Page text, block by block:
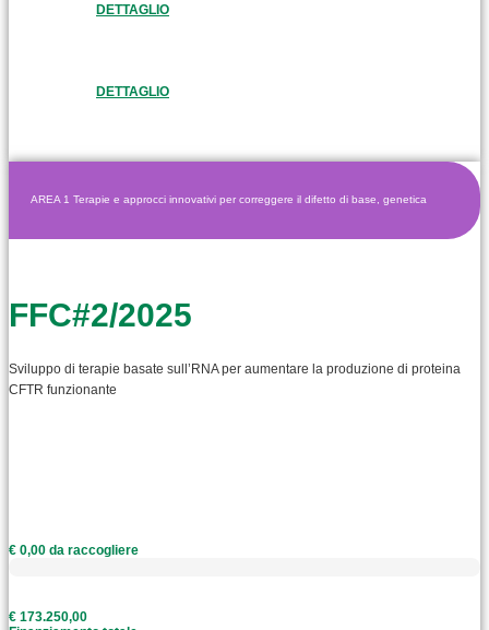
DETTAGLIO
DETTAGLIO
AREA 1 Terapie e approcci innovativi per correggere il difetto di base, genetica
FFC#2/2025
Sviluppo di terapie basate sull’RNA per aumentare la produzione di proteina
CFTR funzionante
€ 0,00 da raccogliere
€ 173.250,00